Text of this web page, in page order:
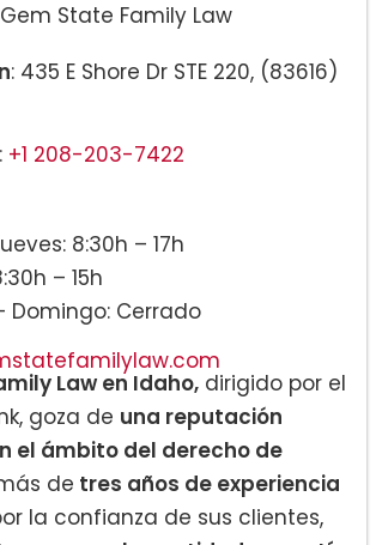
State Family Law
: 435 E Shore Dr STE 220, (83616)
: +1 208-203-7422
8:30h – 17h
– 15h
Domingo: Cerrado
Law en Idaho, dirigido por el
goza de una reputación
el ámbito del derecho de
de tres años de experiencia
la confianza de sus clientes,